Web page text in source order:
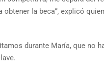
la beca”, explicó
durante María, que no